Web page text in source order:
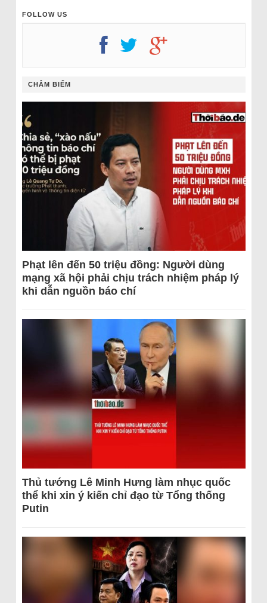
FOLLOW US
CHÂM BIẾM
Phạt lên đến 50 triệu đồng: Người dùng
mạng xã hội phải chịu trách nhiệm pháp lý
khi dẫn nguồn báo chí
Thủ tướng Lê Minh Hưng làm nhục quốc
thể khi xin ý kiến chỉ đạo từ Tổng thống
Putin